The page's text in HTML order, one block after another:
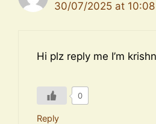
30/07/2025 at 10:08
Hi plz reply me I’m
0
Reply